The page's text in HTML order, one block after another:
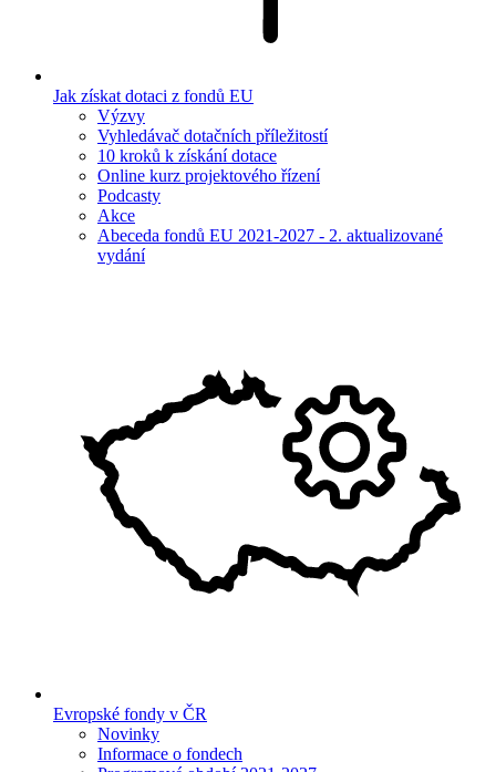
Jak získat dotaci z fondů EU
Výzvy
Vyhledávač dotačních příležitostí
10 kroků k získání dotace
Online kurz projektového řízení
Podcasty
Akce
Abeceda fondů EU 2021-2027 - 2. aktualizované
vydání
Evropské fondy v ČR
Novinky
Informace o fondech